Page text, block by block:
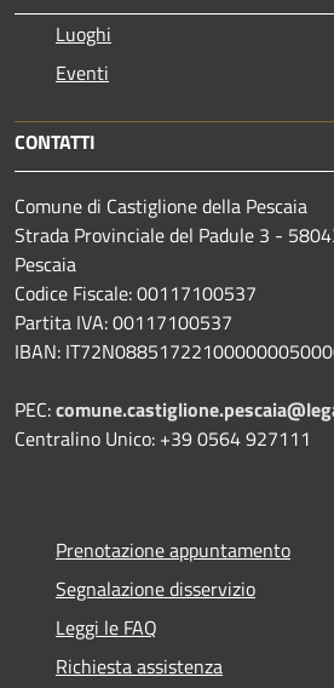
Luoghi
Eventi
CONTATTI
Comune di Castiglione della Pescaia
Strada Provinciale del Padule 3 -
Pescaia
Codice Fiscale: 00117100537
Partita IVA: 00117100537
IBAN:
PEC:
Centralino Unico: +39 0564 927111
Prenotazione appuntamento
Segnalazione disservizio
Leggi le FAQ
Richiesta assistenza